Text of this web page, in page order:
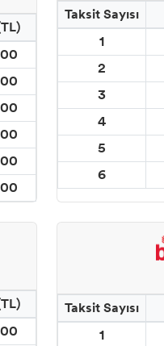
Taksit Sayısı
1
2
3
4
5
6
Taksit Sayısı
1